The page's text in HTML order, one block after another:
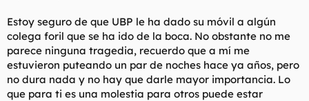
Estoy seguro de que UBP le ha dado su móvil a algún
colega foril que se ha ido de la boca. No obstante no me
parece ninguna tragedia, recuerdo que a mí me
estuvieron puteando un par de noches hace ya años, pero
no dura nada y no hay que darle mayor importancia. Lo
que para ti es una molestia para otros puede estar